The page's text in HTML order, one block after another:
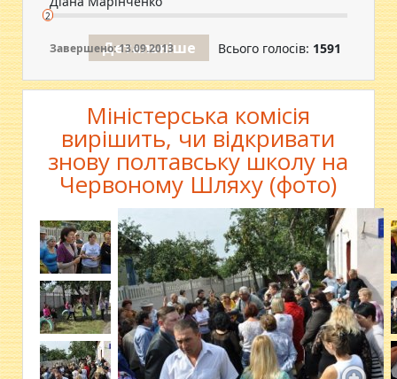
Завершено: 13.09.2013
2
Детальніше Всього голосів: 1591
Міністерська комісія
вирішить, чи відкривати
знову полтавську школу на
Червоному Шляху (фото)